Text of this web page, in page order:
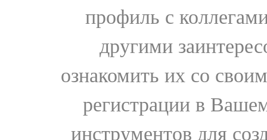
профиль с
другими
ознакомить их со
регистрации в
инструментов для